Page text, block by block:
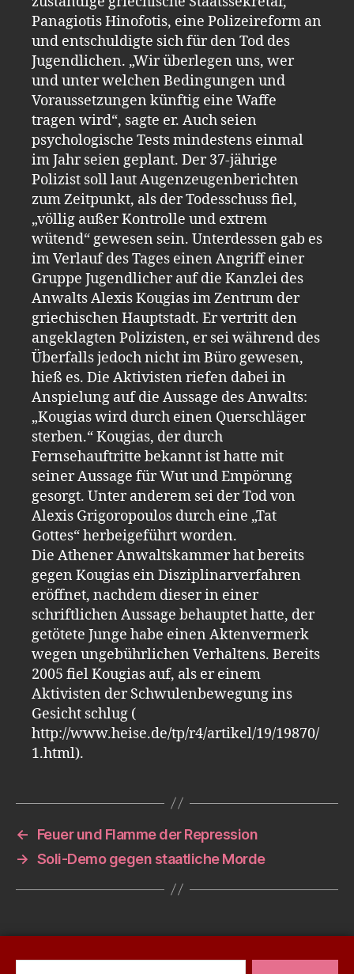
Panagiotis Hinofotis, eine Polizeireform an
und entschuldigte sich für den Tod des
Jugendlichen. „Wir überlegen uns, wer
und unter welchen Bedingungen und
Voraussetzungen künftig eine Waffe
tragen wird“, sagte er. Auch seien
psychologische Tests mindestens einmal
im Jahr seien geplant. Der 37-jährige
Polizist soll laut Augenzeugenberichten
zum Zeitpunkt, als der Todesschuss fiel,
„völlig außer Kontrolle und extrem
wütend“ gewesen sein. Unterdessen gab es
im Verlauf des Tages einen Angriff einer
Gruppe Jugendlicher auf die Kanzlei des
Anwalts Alexis Kougias im Zentrum der
griechischen Hauptstadt. Er vertritt den
angeklagten Polizisten, er sei während des
Überfalls jedoch nicht im Büro gewesen,
hieß es. Die Aktivisten riefen dabei in
Anspielung auf die Aussage des Anwalts:
„Kougias wird durch einen Querschläger
sterben.“ Kougias, der durch
Fernsehauftritte bekannt ist hatte mit
seiner Aussage für Wut und Empörung
gesorgt. Unter anderem sei der Tod von
Alexis Grigoropoulos durch eine „Tat
Gottes“ herbeigeführt worden.
Die Athener Anwaltskammer hat bereits
gegen Kougias ein Disziplinarverfahren
eröffnet, nachdem dieser in einer
schriftlichen Aussage behauptet hatte, der
getötete Junge habe einen Aktenvermerk
wegen ungebührlichen Verhaltens. Bereits
2005 fiel Kougias auf, als er einem
Aktivisten der Schwulenbewegung ins
Gesicht schlug (
http://www.heise.de/tp/r4/artikel/19/19870/
1.html).
←
Feuer und Flamme der Repression
→ Soli-Demo gegen staatliche Morde